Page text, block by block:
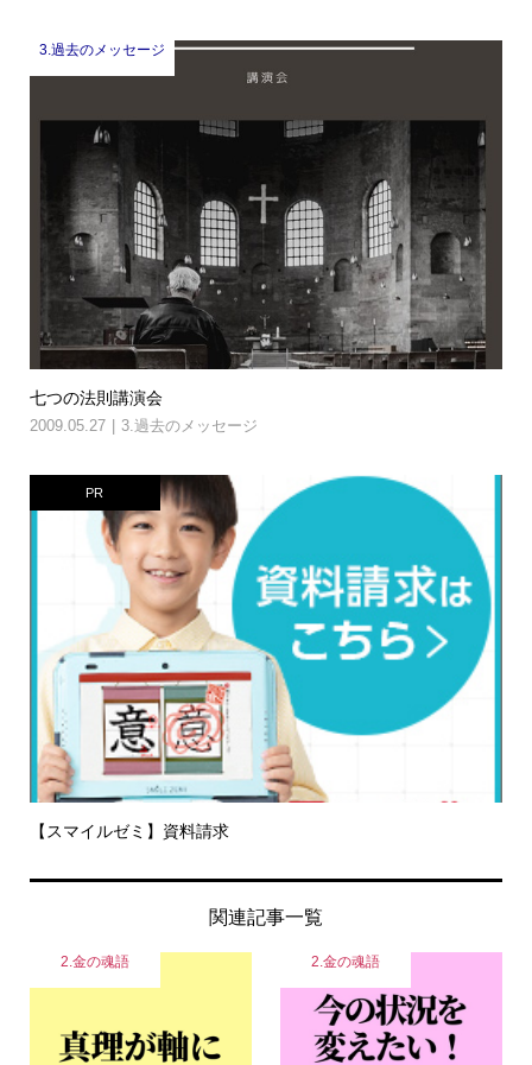
3.過去のメッセージ
七つの法則講演会
2009.05.27 3.過去のメッセージ
PR
【スマイルゼミ】資料請求
関連記事一覧
2.金の魂語 2.金の魂語